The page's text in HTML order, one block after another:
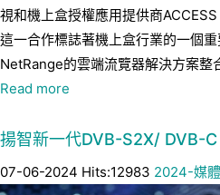
視和機上盒授權應用提供商
這一合作標誌著機上盒行業的一個
NetRange的雲端流覽器解決方案整
Read more
揚智新一代DVB-S2X/ DVB-
07-06-2024 Hits:12983 2024-媒